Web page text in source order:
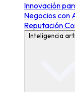
Innovación
Negocios con
Reputación
Inteligencia